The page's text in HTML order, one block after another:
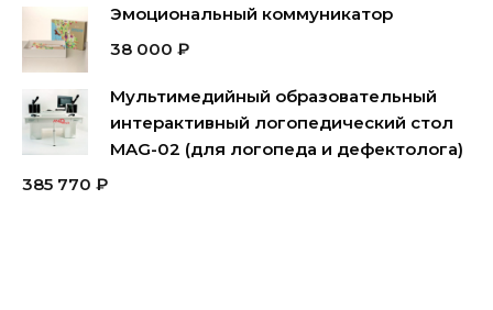
Эмоциональный коммуникатор
38 000 ₽
Мультимедийный образовательный
интерактивный логопедический стол
MAG-02 (для логопеда и дефектолога)
385 770 ₽